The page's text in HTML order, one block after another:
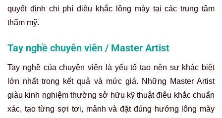
quyết định chi phí điêu khắc lông mày tại các trung tâm
thẩm mỹ.
Tay nghề chuyên viên / Master Artist
Tay nghề của chuyên viên là yếu tố tạo nên sự khác biệt
lớn nhất trong kết quả và mức giá. Những Master Artist
giàu kinh nghiệm thường sở hữu kỹ thuật điêu khắc chuẩn
xác, tạo từng sợi tơi, mảnh và đặt đúng hướng lông mày